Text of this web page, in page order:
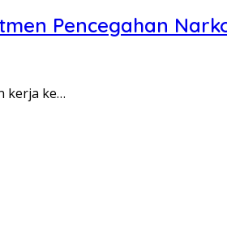
Pencegahan
kerja ke…